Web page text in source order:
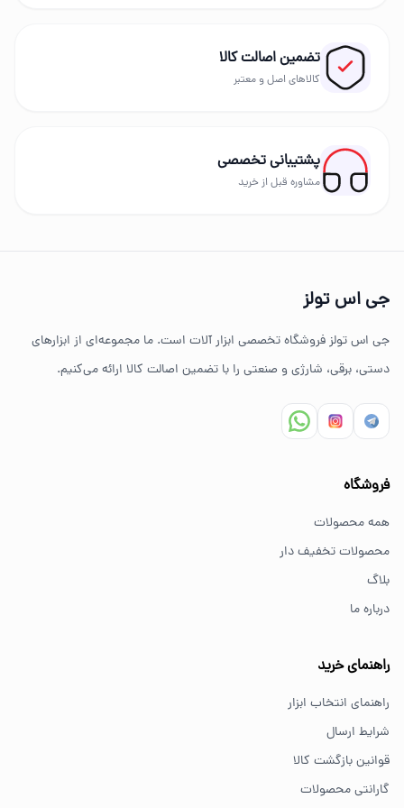
بهترین برندهای ابزار
برندهای حرفه‌ای عرضه می‌شود.
ضمانت اصالت کالا
ارسال سریع به سراسر ایران
مشاوره تخصصی خرید ابزار
برای کارهای خانگی معمولاً ابزارهای سبک مانند دریل شارژی،
از کجا ابزار اصل بخریم؟
تضمین اصالت کالا
کالاهای اصل و معتبر
پشتیبانی تخصصی
مشاوره قبل از خرید
جی اس تولز
جی اس تولز فروشگاه تخصصی ابزار آلات است. ما مجموعه‌ای از ابزارهای
دستی، برقی، شارژی و صنعتی را با تضمین اصالت کالا ارائه می‌کنیم.
فروشگاه
همه محصولات
محصولات تخفیف دار
بلاگ
درباره ما
راهنمای خرید
راهنمای انتخاب ابزار
شرایط ارسال
قوانین بازگشت کالا
گارانتی محصولات